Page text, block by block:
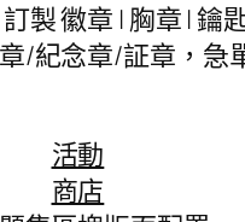
製 徽章 | 胸章 | 鑰
/紀念章/証章，急
活動
商店